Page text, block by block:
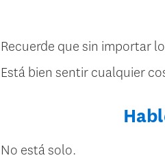
Recuerde que sin importar
Está bien sentir cualquier
No está solo.